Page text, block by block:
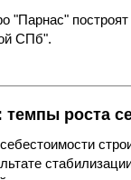
"Парнас"
СПб".
темпы роста